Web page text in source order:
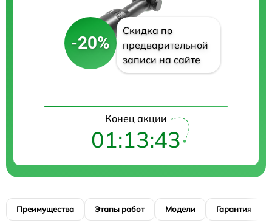
-20%
Скидка по
предварительной
записи на сайте
Конец акции
01:13:42
Преимущества Этапы работ Модели Гарантия